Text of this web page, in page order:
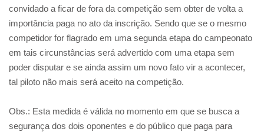
convidado a ficar de fora da competição sem obter de volta a
importância paga no ato da inscrição. Sendo que se o mesmo
competidor for flagrado em uma segunda etapa do campeonato
em tais circunstâncias será advertido com uma etapa sem
poder disputar e se ainda assim um novo fato vir a acontecer,
tal piloto não mais será aceito na competição.
Obs.: Esta medida é válida no momento em que se busca a
segurança dos dois oponentes e do público que paga para